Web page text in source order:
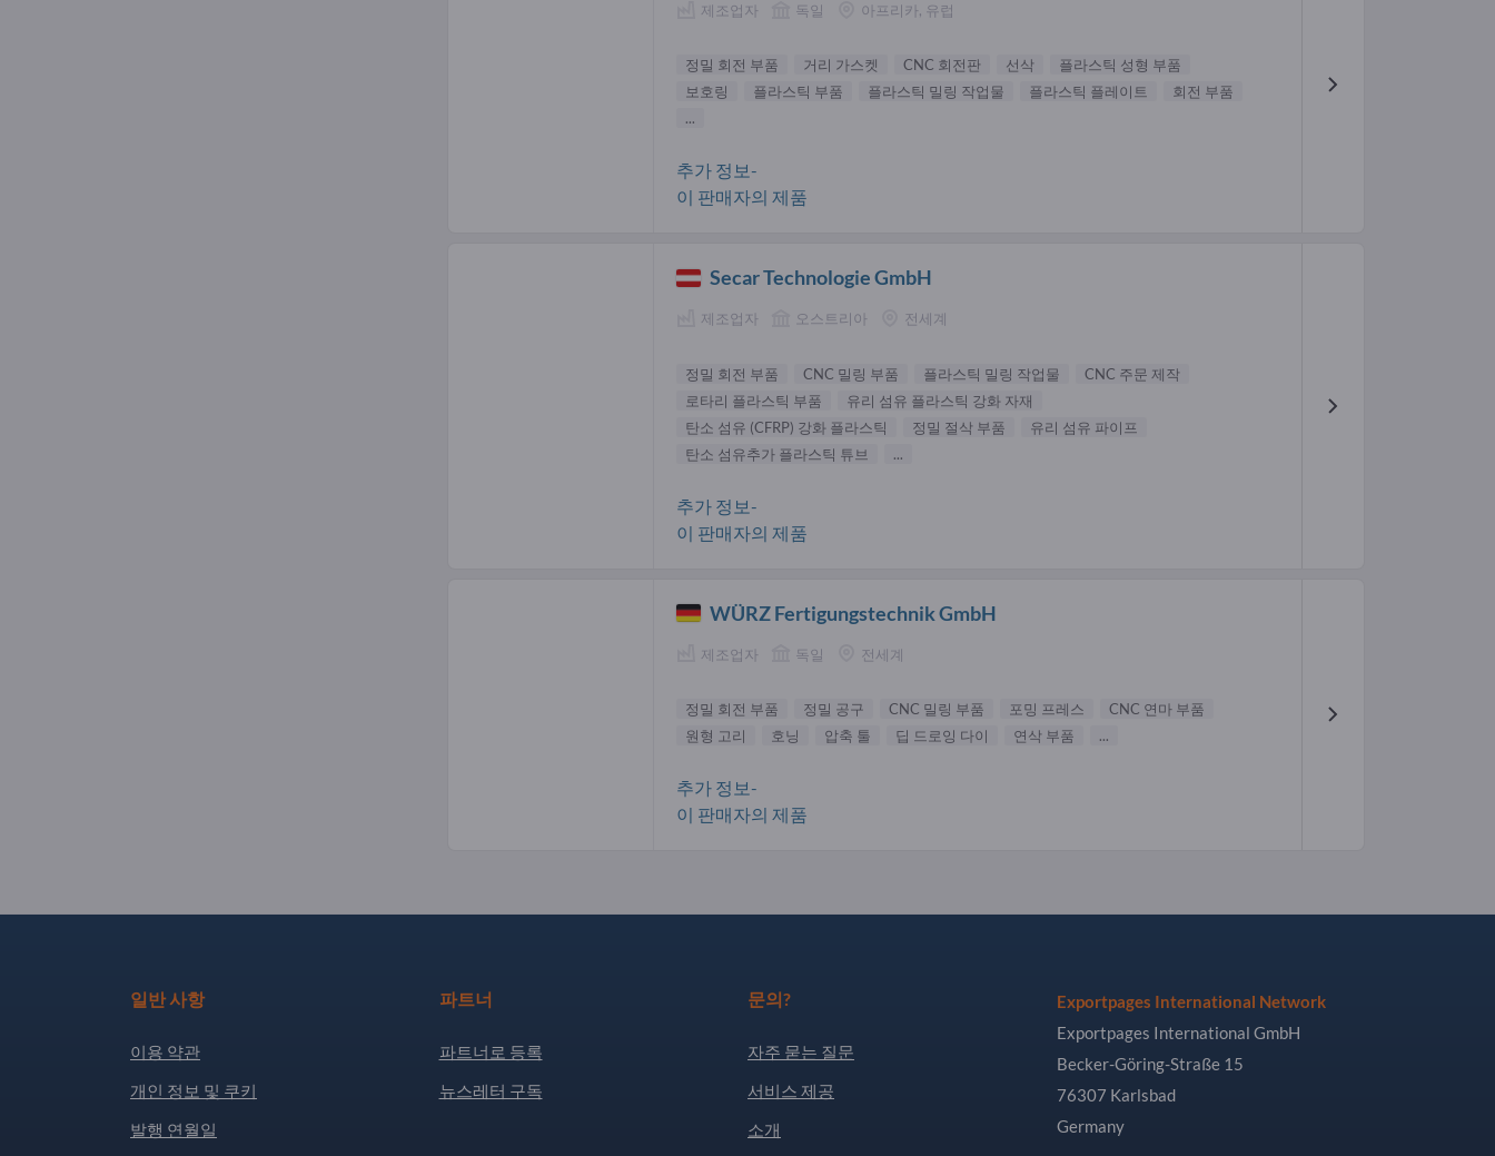
제조업자 독일 아프리카, 유럽
정밀 회전 부품 거리 가스켓 CNC 회전판 선삭
플라스틱 성형 부품
보호링
플라스틱 부품 플라스틱 밀링 작업물 플라스틱 플레이트
회전 부품
...
추가 정보-
이 판매자의 제품
Secar Technologie GmbH
제조업자 오스트리아 전세계
정밀 회전 부품 CNC 밀링 부품 플라스틱 밀링 작업물
CNC 주문 제작
로타리 플라스틱 부품
유리 섬유 플라스틱 강화 자재
탄소 섬유 (CFRP) 강화 플라스틱
정밀 절삭 부품
유리 섬유 파이프
탄소 섬유추가 플라스틱 튜브
...
추가 정보-
이 판매자의 제품
WÜRZ Fertigungstechnik GmbH
제조업자 독일 전세계
정밀 회전 부품 정밀 공구 CNC 밀링 부품 포밍 프레스
CNC 연마 부품
원형 고리
호닝 압축 툴 딥 드로잉 다이 연삭 부품 ...
추가 정보-
이 판매자의 제품
일반 사항
이용 약관
개인 정보 및 쿠키
발행 연월일
파트너
파트너로 등록
뉴스레터 구독
문의?
자주 묻는 질문
서비스 제공
소개
Exportpages International Network
Exportpages International GmbH
Becker-Göring-Straße 15
76307 Karlsbad
Germany